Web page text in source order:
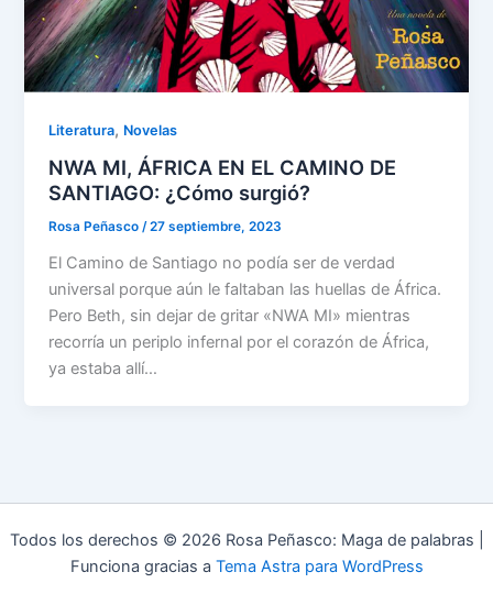
Literatura, Novelas
NWA MI, ÁFRICA EN EL CAMINO DE
SANTIAGO: ¿Cómo surgió?
Rosa Peñasco/27 septiembre, 2023
El Camino de Santiago no podía ser de verdad
universal porque aún le faltaban las huellas de África.
Pero Beth, sin dejar de gritar «NWA MI» mientras
recorría un periplo infernal por el corazón de África,
ya estaba allí…
Todos los derechos © 2026 Rosa Peñasco: Maga de palabras |
Funciona gracias a Tema Astra para WordPress